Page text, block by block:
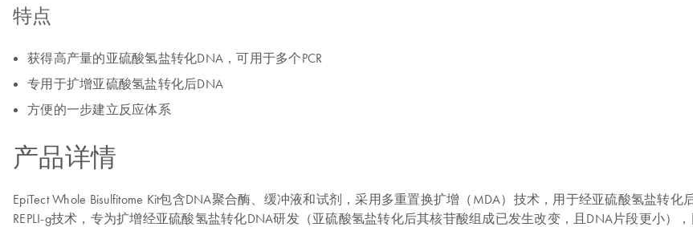
特点
获得高产量的亚硫酸氢盐转化DNA，可用于多个PCR
专用于扩增亚硫酸氢盐转化后DNA
方便的一步建立反应体系
产品详情
EpiTect Whole Bisulfitome Kit包含DNA聚合酶、缓冲液和试剂，采用多重置换扩增（MDA）技术，用于经亚硫酸氢盐转化
REPLI-g技术，专为扩增经亚硫酸氢盐转化DNA研发（亚硫酸氢盐转化后其核苷酸组成已发生改变，且DNA片段更小），